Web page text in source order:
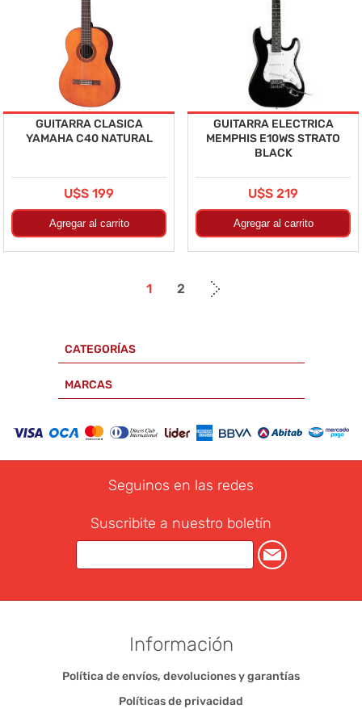
GUITARRA CLASICA
YAMAHA C40 NATURAL
U$S 199
GUITARRA ELECTRICA
MEMPHIS E10WS STRATO
BLACK
U$S 219
1 2
CATEGORÍAS
MARCAS
Seguinos en las redes
Suscribite a nuestro boletín
Información
Política de envíos, devoluciones y garantías
Políticas de privacidad